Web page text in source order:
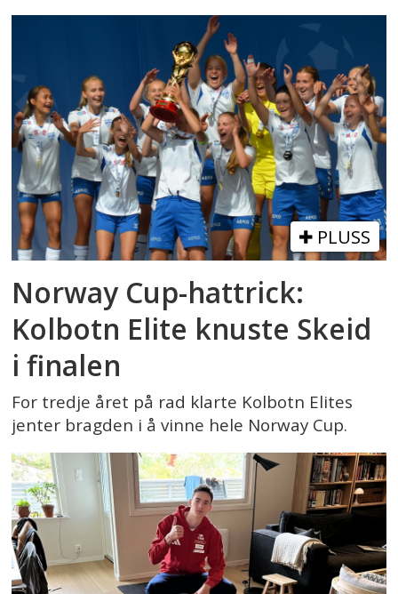
PLUSS
Norway Cup-hattrick:
Kolbotn Elite knuste Skeid
i finalen
For tredje året på rad klarte Kolbotn Elites
jenter bragden i å vinne hele Norway Cup.